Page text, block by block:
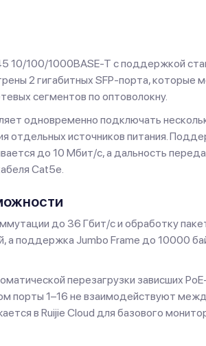
10/100/1000BASE-T с поддержкой
2 гигабитных SFP-порта, которые
сегментов по оптоволокну.
одновременно подключать
отдельных источников питания.
до 10 Мбит/с, а дальность
Cat5e.
до 36 Гбит/с и обработку
а поддержка Jumbo Frame до 10000
перезагрузки зависших
порты 1–16 не взаимодействуют
в Ruijie Cloud для базового